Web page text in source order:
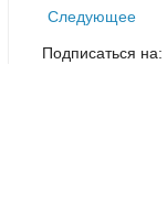
Следующее
Подписаться на: